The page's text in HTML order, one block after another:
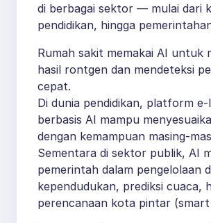
di berbagai sektor — mulai dari
pendidikan, hingga
Rumah sakit memakai AI untuk
hasil rontgen dan mendeteksi
cepat.
Di dunia pendidikan, platform e-
berbasis AI mampu
dengan kemampuan masing-
Sementara di sektor publik, AI
pemerintah dalam pengelolaan
kependudukan, prediksi cuaca,
perencanaan kota pintar